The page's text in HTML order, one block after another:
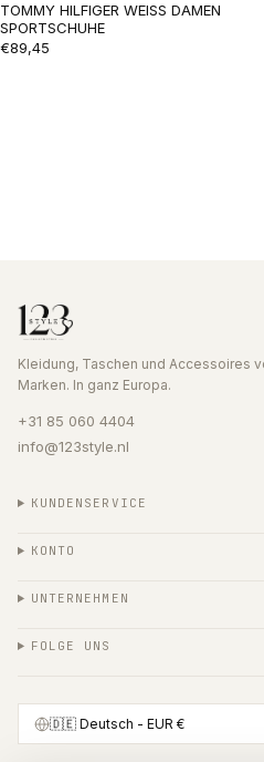
TOMMY HILFIGER WEISS DAMEN
SPORTSCHUHE
€89,45
Kleidung, Taschen und Accessoires
Marken. In ganz Europa.
+31 85 060 4404
info@123style.nl
KUNDENSERVICE
KONTO
UNTERNEHMEN
FOLGE UNS
🇩🇪 Deutsch - EUR €